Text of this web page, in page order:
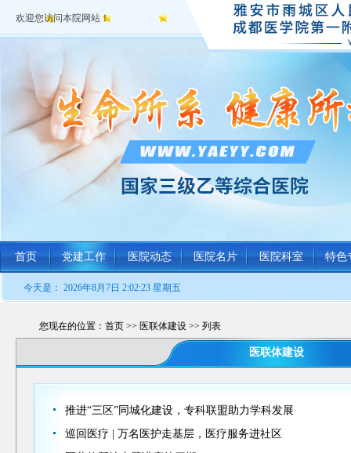
欢迎您访问本院网站！
首页 党建工作 医院动态 医院名片 医院科室 特色
今天是： 2026年8月7日 2:02:23 星期五
您现在的位置：首页 >> 医联体建设 >> 列表
医联体建设
推进“三区”同城化建设，专科联盟助力学科发展
巡回医疗 | 万名医护走基层，医疗服务进社区